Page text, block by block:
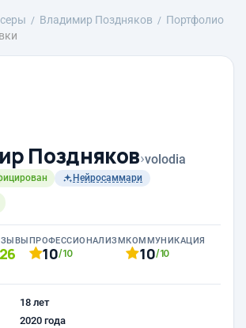
Владимир Поздняков
Портфолио
Поздняков›volodia
Нейросаммари
26
ПРОФЕССИОНАЛИЗМ
10/10
КОММУНИКАЦИЯ
10/10
18 лет
2020 года